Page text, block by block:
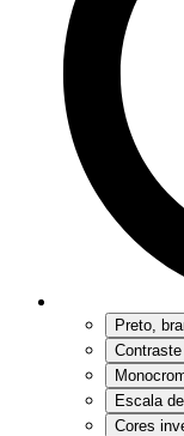
Preto,
Escala
Cores